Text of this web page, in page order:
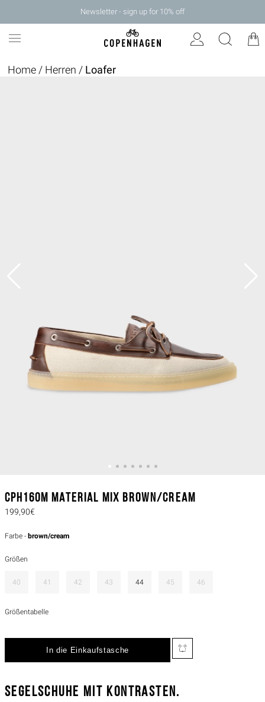
Newsletter - sign up for 10% off
Home / Herren / Loafer
CPH160M material mix brown/cream
199,90€
Farbe - brown/cream
Größen
40 41 42 43 44 45 46
Größentabelle
SEGELSCHUHE MIT KONTRASTEN.